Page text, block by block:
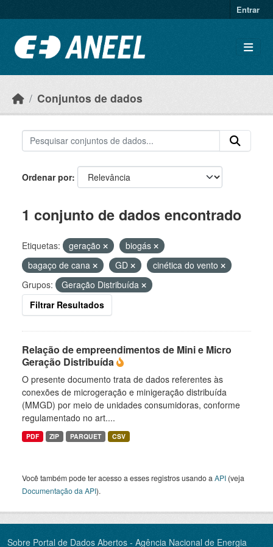
Entrar
Conjuntos de dados
Ordenar por
1 conjunto de dados encontrado
Etiquetas: geração
biogás
bagaço de cana
GD
cinética do vento
Grupos:
Geração Distribuída
Filtrar Resultados
Relação de empreendimentos de Mini e Micro
Geração Distribuída
O presente documento trata de dados referentes às
conexões de microgeração e minigeração distribuída
(MMGD) por meio de unidades consumidoras, conforme
regulamentado no art....
PDF ZIP PARQUET CSV
Você também pode ter acesso a esses registros usando a API (veja
Documentação da API).
Sobre Portal de Dados Abertos - Agência Nacional de Energia